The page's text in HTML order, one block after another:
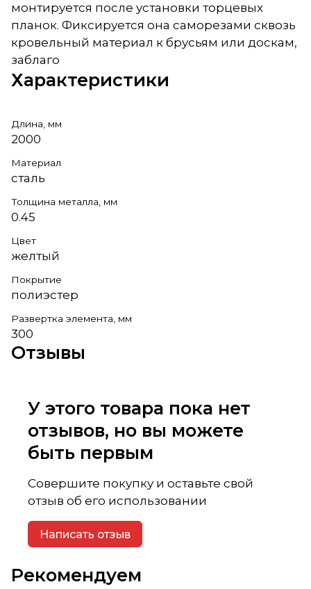
монтируется после установки торцевых
планок. Фиксируется она саморезами сквозь
кровельный материал к брусьям или доскам,
заблаго
Характеристики
Длина, мм
2000
Материал
сталь
Толщина металла, мм
0.45
Цвет
желтый
Покрытие
полиэстер
Развертка элемента, мм
300
Отзывы
У этого товара пока нет
отзывов, но вы можете
быть первым
Совершите покупку и оставьте свой
отзыв об его использовании
Написать отзыв
Рекомендуем